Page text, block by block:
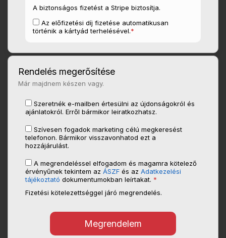
A biztonságos fizetést a Stripe biztosítja.
Az előfizetési díj fizetése automatikusan
történik a kártyád terhelésével.*
Rendelés megerősítése
Már majdnem készen vagy.
Szeretnék e-mailben értesülni az újdonságokról és
ajánlatokról. Erről bármikor leiratkozhatsz.
Szívesen fogadok marketing célú megkeresést
telefonon. Bármikor visszavonhatod ezt a
hozzájárulást.
A megrendeléssel elfogadom és magamra kötelező
érvényűnek tekintem azÁSZF és azAdatkezelési
tájékoztató dokumentumokban leírtakat. *
Fizetési kötelezettséggel járó megrendelés.